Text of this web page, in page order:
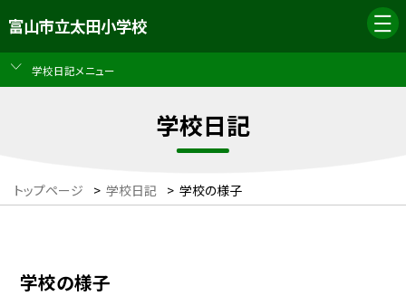
富山市立太田小学校
学校日記メニュー
学校日記
トップページ > 学校日記 > 学校の様子
学校の様子